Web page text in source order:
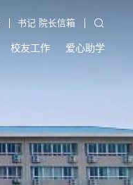
书记 院长信箱
校友工作 爱心助学